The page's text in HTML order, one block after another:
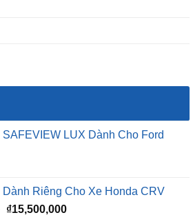
LUX Dành Cho Ford
Dành Riêng Cho Xe Honda CRV
Giá
₫15,500,000Giá